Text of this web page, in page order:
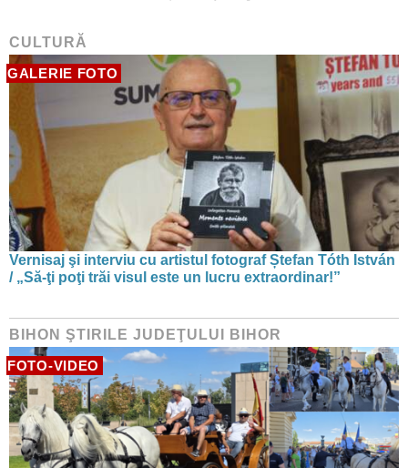
CULTURĂ
GALERIE FOTO
Vernisaj şi interviu cu artistul fotograf Ștefan Tóth István
/ „Să-ţi poţi trăi visul este un lucru extraordinar!”
BIHON ŞTIRILE JUDEŢULUI BIHOR
FOTO-VIDEO